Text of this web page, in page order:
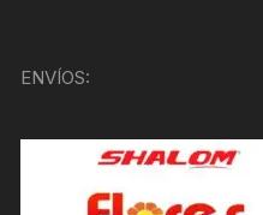
ENVÍOS: